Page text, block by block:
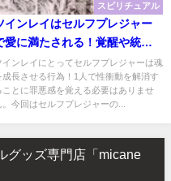
スピリチュアル
インレイはセルフプレジャー
愛に満たされる！覚醒や統合
近づく7つの効果
インレイにとってセルフプレジャーは魂
成長させる行為！1人で性衝動を解消す
ことに罪悪感を覚える必要はありませ
。今回はセルフプレジャーの...
グッズ専門店「micane